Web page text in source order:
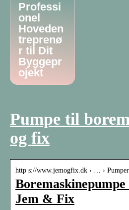
Professi
onel
Hoveden
treprenø
r til Dit
Byggepr
ojekt
Pumpe til
og fix
http s://www.jemogfix.dk › … ›
Jem & Fix